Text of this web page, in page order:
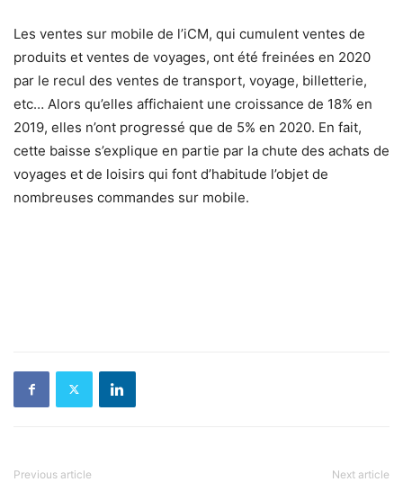
Les ventes sur mobile de l’iCM, qui cumulent ventes de
produits et ventes de voyages, ont été freinées en 2020
par le recul des ventes de transport, voyage, billetterie,
etc… Alors qu’elles affichaient une croissance de 18% en
2019, elles n’ont progressé que de 5% en 2020. En fait,
cette baisse s’explique en partie par la chute des achats de
voyages et de loisirs qui font d’habitude l’objet de
nombreuses commandes sur mobile.
Previous article Next article